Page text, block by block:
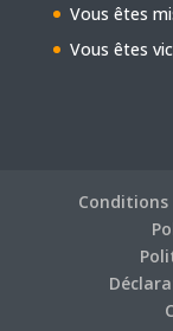
Vous êtes
Vous êtes
Conditions